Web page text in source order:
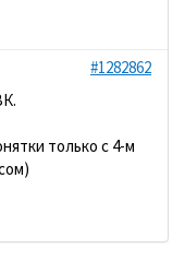
#1282862
только с 4-м